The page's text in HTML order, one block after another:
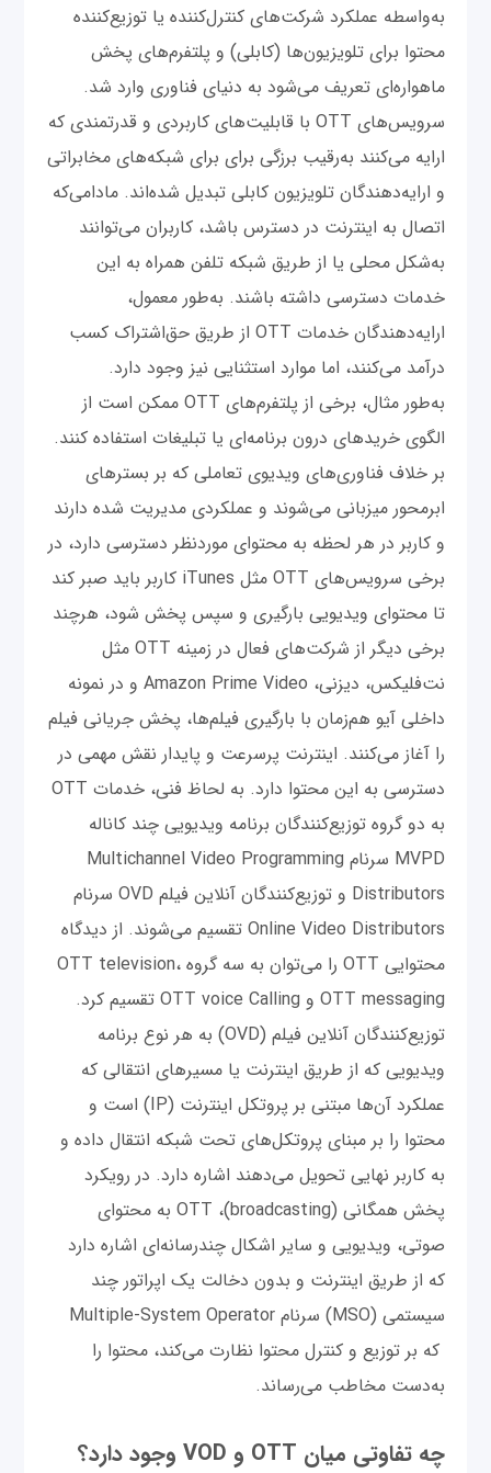
به‌واسطه عملکرد شرکت‌های کنترل‌کننده یا توزیع‌کننده
محتوا برای تلویزیون‌ها (کابلی) و پلتفرم‌های پخش
ماهواره‌ای تعریف می‌شود به دنیای فناوری وارد شد.
سرویس‌های OTT با قابلیت‌های کاربردی و قدرتمندی که
ارایه می‌کنند به‌رقیب برزگی برای برای شبکه‌های مخابراتی
و ارایه‌دهندگان تلویزیون کابلی تبدیل شده‌اند. مادامی‌که
اتصال به اینترنت در دسترس باشد، کاربران می‌توانند
به‌شکل محلی یا از طریق شبکه تلفن همراه به این
خدمات دسترسی داشته باشند. به‌طور معمول،
ارایه‌دهندگان خدمات OTT از طریق حق‌اشتراک کسب
درآمد می‌کنند، اما موارد استثنایی نیز وجود دارد.
به‌طور مثال، برخی از پلتفرم‌های OTT ممکن است از
الگوی خریدهای درون برنامه‌ای یا تبلیغات استفاده کنند.
بر خلاف فناوری‌های ویدیوی تعاملی که بر بسترهای
ابرمحور میزبانی می‌شوند و عملکردی مدیریت شده دارند
و کاربر در هر لحظه به محتوای موردنظر دسترسی دارد، در
برخی سرویس‌های OTT مثل iTunes کاربر باید صبر کند
تا محتوای ویدیویی بارگیری و سپس پخش شود، هرچند
برخی دیگر از شرکت‌های فعال در زمینه OTT مثل
نت‌فلیکس، دیزنی، Amazon Prime Video و در نمونه
داخلی آیو هم‌زمان با بارگیری فیلم‌ها، پخش جریانی فیلم
را آغاز می‌کنند. اینترنت پرسرعت و پایدار نقش مهمی در
دسترسی به این محتوا دارد. به لحاظ فنی، خدمات OTT
به دو گروه توزیع‌کنندگان برنامه ویدیویی چند کاناله
MVPD سرنام Multichannel Video Programming
Distributors و توزیع‌کنندگان آنلاین فیلم OVD سرنام
Online Video Distributors تقسیم می‌شوند. از دیدگاه
محتوایی OTT را می‌توان به سه گروه OTT television،
OTT messaging و OTT voice Calling تقسیم کرد.
توزیع‌کنندگان آنلاین فیلم (OVD) به هر نوع برنامه
ویدیویی که از طریق اینترنت یا مسیرهای انتقالی که
عملکرد آن‌ها مبتنی بر پروتکل اینترنت (IP) است و
محتوا را بر مبنای پروتکل‌های تحت شبکه انتقال داده و
به کاربر نهایی تحویل می‌دهند اشاره دارد. در رویکرد
پخش همگانی (broadcasting)، OTT به محتوای
صوتی، ویدیویی و سایر اشکال چندرسانه‌ای اشاره دارد
که از طریق اینترنت و بدون دخالت یک اپراتور چند
سیستمی (MSO) سرنام Multiple-System Operator
که بر توزیع و کنترل محتوا نظارت می‌کند، محتوا را
به‌دست مخاطب می‌رساند.
چه تفاوتی میان OTT و VOD وجود دارد؟